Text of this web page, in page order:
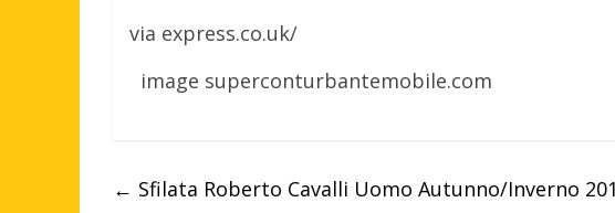
via express.co.uk/
image superconturbantemobile.com
← Sfilata Roberto Cavalli Uomo Autunno/Inverno